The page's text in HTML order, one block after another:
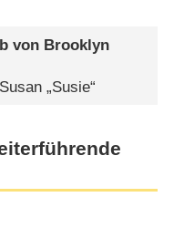
von Brooklyn
„Susie“